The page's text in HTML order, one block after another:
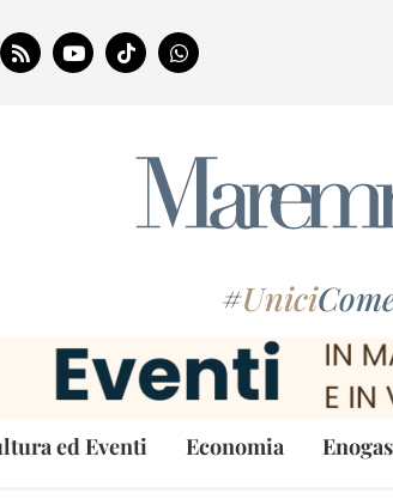
#Unici
ed Eventi Economia